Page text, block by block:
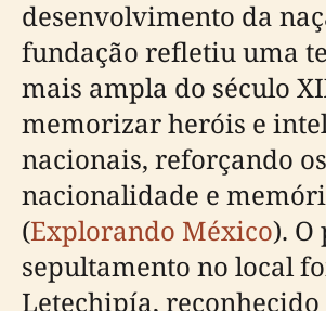
desenvolvimento da
fundação refletiu uma
mais ampla do século
memorizar heróis e
nacionais, reforçando
nacionalidade e
(Explorando México).
sepultamento no local
Letechipía, reconhecido